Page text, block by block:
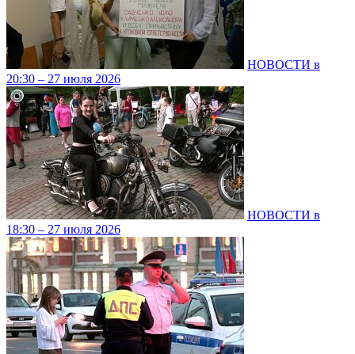
НОВОСТИ в
20:30 – 27 июля 2026
НОВОСТИ в
18:30 – 27 июля 2026